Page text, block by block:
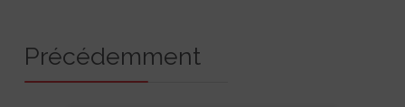
Précédemment